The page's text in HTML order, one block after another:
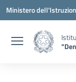
Vai ai contenuti
Vai al menu di
Vai al footer
Ministero